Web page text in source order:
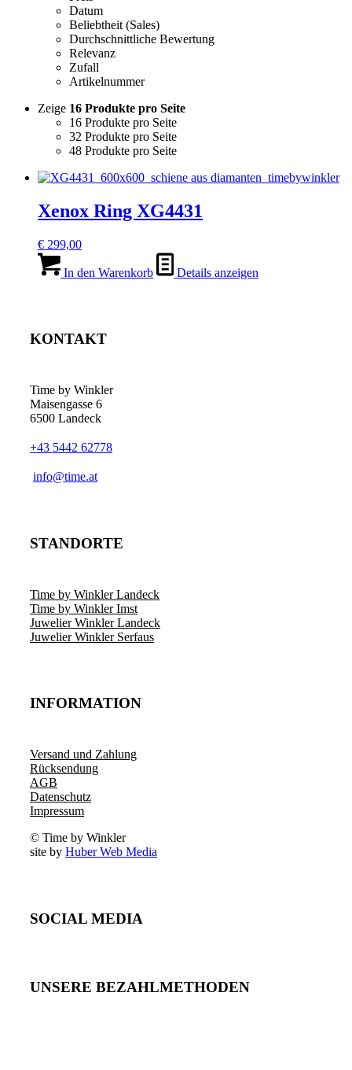
Datum
Beliebtheit (Sales)
Durchschnittliche Bewertung
Relevanz
Zufall
Artikelnummer
Zeige 16 Produkte pro Seite
16 Produkte pro Seite
32 Produkte pro Seite
48 Produkte pro Seite
Xenox Ring XG4431
€ 299,00
In den Warenkorb Details anzeigen
KONTAKT
Time by Winkler
Maisengasse 6
6500 Landeck
+43 5442 62778
­info@time.at
STANDORTE
Time by Winkler Landeck
Time by Winkler Imst
Juwelier Winkler Landeck
Juwelier Winkler Serfaus
INFORMATION
Versand und Zahlung
Rücksendung
AGB
Datenschutz
Impressum
© Time by Winkler
site by Huber Web Media
SOCIAL MEDIA
UNSERE BEZAHLMETHODEN